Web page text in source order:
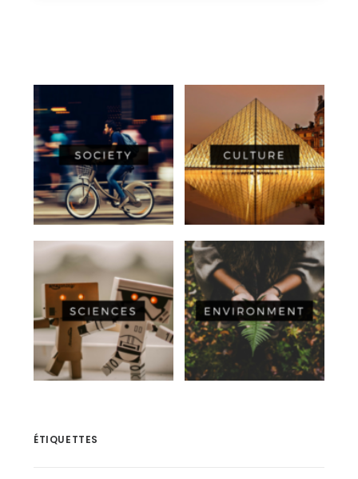
ÉTIQUETTES